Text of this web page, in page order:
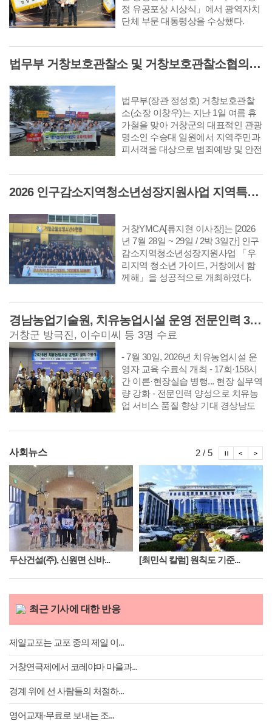
운영되는 미션투어는 방문객이 모바
일을 통해 거창전통시장과 거창군 주
면 기념품과 시장 상품권 쿠폰을 받
을 수 있는 참여형 프로그램으로, 관
자연스럽게 유도한다. 한편, 문화관
광형시장 관련 문의는 거창전통시장
문화관광형시장 육성사업단(☎055-
944-2004) 또는 인스타그램(거창전통
시장 문화관광형시장 육성사업단)을
꾸지만, 유토는 자신들을 이제야 데
려가는 조국을 믿지 않는다. 각자의
들의 갈등은 점점 깊어지고, 일본의
경제 불황과 다가오는 재난의 경고는
그들을 더 큰 위기로 몰아넣는다. <자
사람들의 이야기다. 떠나지도 남지도
못한 채, 현실과 이상 사이에서 끝내
삶을 포기하지 않으려는 인물들의 처
절한 하루를 그린다.
정 유공포상 시상식」에서 광역자치
단체 부문 대통령상을 수상했다.
법무부 거창보호관찰소 및 거창보호관찰소협의회, 휴가철 맞아 거창 수승대 일대서 범죄예방 캠페인 전개
법무부(장관 정성호) 거창보호관찰
소(소장 이창우)는 지난 1일 여름 휴
가철을 맞아 거창군의 대표적인 관광
명소인 수승대 일원에서 지역주민과
피서객을 대상으로 범죄예방 및 안전
2026 인구감소지역청소년성장지원사업 지역특화프로그램 ‘우리지역 청소년 가이드, 거창에서 함께해’
거창YMCA[류지현 이사장]는 [2026
년 7월 28일 ~ 29일 / 2박 3일간] 인구
감소지역청소년성장지원사업 「우
리지역 청소년 가이드, 거창에서 함
께해」을 성공적으로 개최하였다.
경남농업기술원, 치유농업시설 운영 전문인력 35명 배출
거창군 방극진, 이수미씨 등 3명 수료
- 7월 30일, 2026년 치유농업시설 운
영자 교육 수료식 개최 - 17회·158시
간 이론·현장실습 병행... 현장 실무역
량 강화 - 전문인력 양성으로 치유농
업 서비스 품질 향상 기대 경상남도
업기술교육센터(ATEC) 영상교육장
추진한 ‘2026년 치유농업시설 운영자
교육’ 수료식을 개최하고, 총 35명의
수료생을 배출했다
사회뉴스
두산건설(주), 신원면 신바... [최민식 칼럼] 원칙도 기준...
2 / 5 시
시정뉴
최근 기사에 대한 반응
제일교포는 교포 중의 제일 이...
거창연극제에서 코레야마 마을과...
경계 위에 선 사람들의 처절하...
영어교재-무료로 보내는 조...